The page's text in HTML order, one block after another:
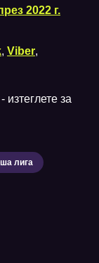
2022 г.
, Viber,
за
лига